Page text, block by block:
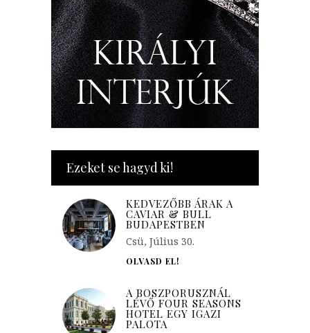
Ezeket se hagyd ki!
KEDVEZŐBB ÁRAK A
CAVIAR & BULL
BUDAPESTBEN
Csü, Július 30.
OLVASD EL!
A BOSZPORUSZNÁL
LÉVŐ FOUR SEASONS
HOTEL EGY IGAZI
PALOTA